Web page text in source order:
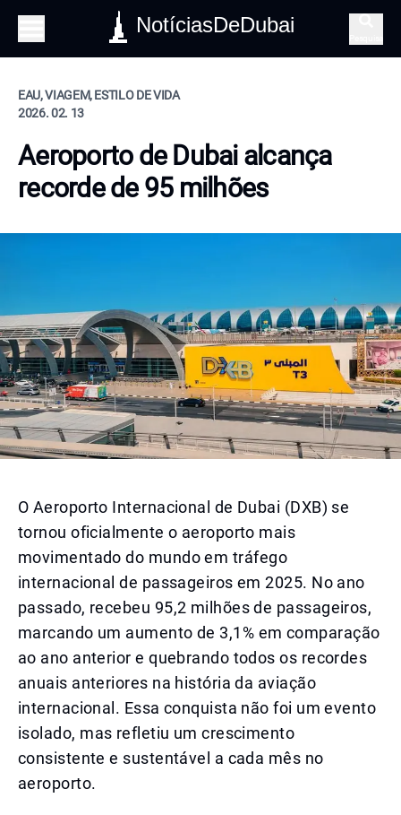
NotíciasDeDubai
EAU, VIAGEM, ESTILO DE VIDA
2026. 02. 13
Aeroporto de Dubai alcança
recorde de 95 milhões
O Aeroporto Internacional de Dubai (DXB) se
tornou oficialmente o aeroporto mais
movimentado do mundo em tráfego
internacional de passageiros em 2025. No ano
passado, recebeu 95,2 milhões de passageiros,
marcando um aumento de 3,1% em comparação
ao ano anterior e quebrando todos os recordes
anuais anteriores na história da aviação
internacional. Essa conquista não foi um evento
isolado, mas refletiu um crescimento
consistente e sustentável a cada mês no
aeroporto.